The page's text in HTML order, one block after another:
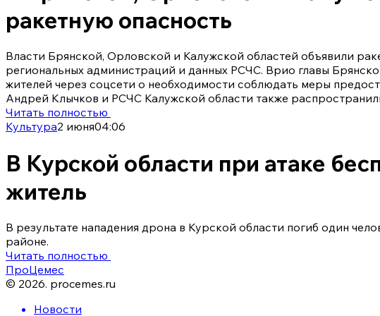
ракетную опасность
Власти Брянской, Орловской и Калужской областей объявили
региональных администраций и данных РСЧС. Врио главы
жителей через соцсети о необходимости соблюдать меры
Андрей Клычков и РСЧС Калужской области также
Читать полностью
Культура2 июня04:06
В Курской области при атаке
житель
В результате нападения дрона в Курской области погиб один
районе.
Читать полностью
ПроЦемес
© 2026. procemes.ru
Новости